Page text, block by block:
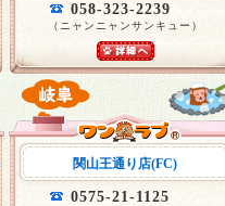
058-323-2239
（ニャンニャンサンキュー）
関山王通り店(FC)
0575-21-1125